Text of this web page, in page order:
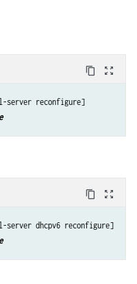
content_copy zoom_out_map
server reconfigure]
content_copy zoom_out_map
server dhcpv6 reconfigure]